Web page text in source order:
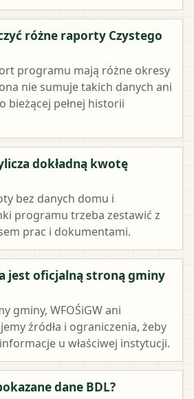
różne raporty Czystego
programu mają różne okresy
nie sumuje takich danych ani
bieżącej pełnej historii
dokładną kwotę
bez danych domu i
programu trzeba zestawić z
prac i dokumentami.
jest oficjalną stroną gminy
gminy, WFOŚiGW ani
źródła i ograniczenia, żeby
u właściwej instytucji.
dane BDL?